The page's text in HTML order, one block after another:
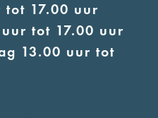
17.00 uur
tot 17.00 uur
13.00 uur tot